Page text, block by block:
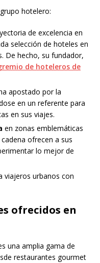
hotelero:
de excelencia en
selección de hoteles en
De hecho, su fundador,
de hoteleros de
apostado por la
en un referente para
en sus viajes.
en zonas emblemáticas
ofrecen a sus
lo mejor de
viajeros urbanos con
ofrecidos en
una amplia gama de
restaurantes gourmet